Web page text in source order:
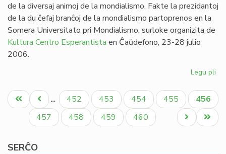
de la diversaj animoj de la mondialismo. Fakte la prezidantoj
de la du ĉefaj branĉoj de la mondialismo partoprenos en la
Somera Universitato pri Mondialismo, surloke organizita de
Kultura Centro Esperantista en Ĉaŭdefono, 23-28 julio
2006.
Legu pli
pri
Pagination
Unua
paĝo
Antaŭa
paĝo
… Paĝo
452 Paĝo
453 Paĝo
454 Paĝo
455
Aktuala
paĝo
456
Paĝo
457 Paĝo
458 Paĝo
459 Paĝo
460
Last
page
Next
page
SERĈO